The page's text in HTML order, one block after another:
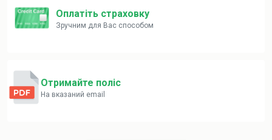
Оплатіть страховку
Зручним для Вас способом
Отримайте поліс
На вказаний email